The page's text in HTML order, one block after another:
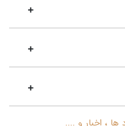
، اخبار و ....